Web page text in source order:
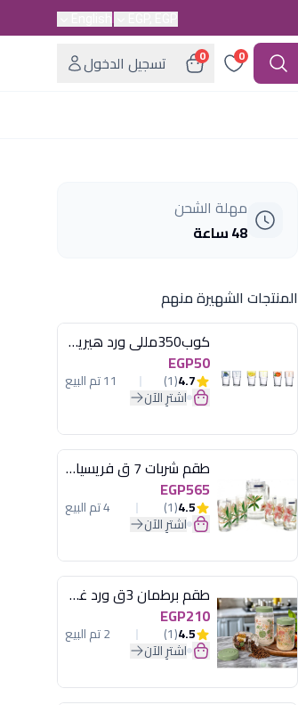
0
0
تسجيل الدخول
مهلة الشحن
48 ساعة
المنتجات الشهيرة منهم
كوب350مللى ورد هيريفين
EGP50
4.7
(1) 11 تم البيع
اشترِ الآن
طقم شربات 7 ق فريسيا لومينارك
EGP565
4.5
(1) 4 تم البيع
اشترِ الآن
طقم برطمان 3ق ورد غطاء مينت جرين هيريفين
EGP210
4.5
(1) 2 تم البيع
اشترِ الآن